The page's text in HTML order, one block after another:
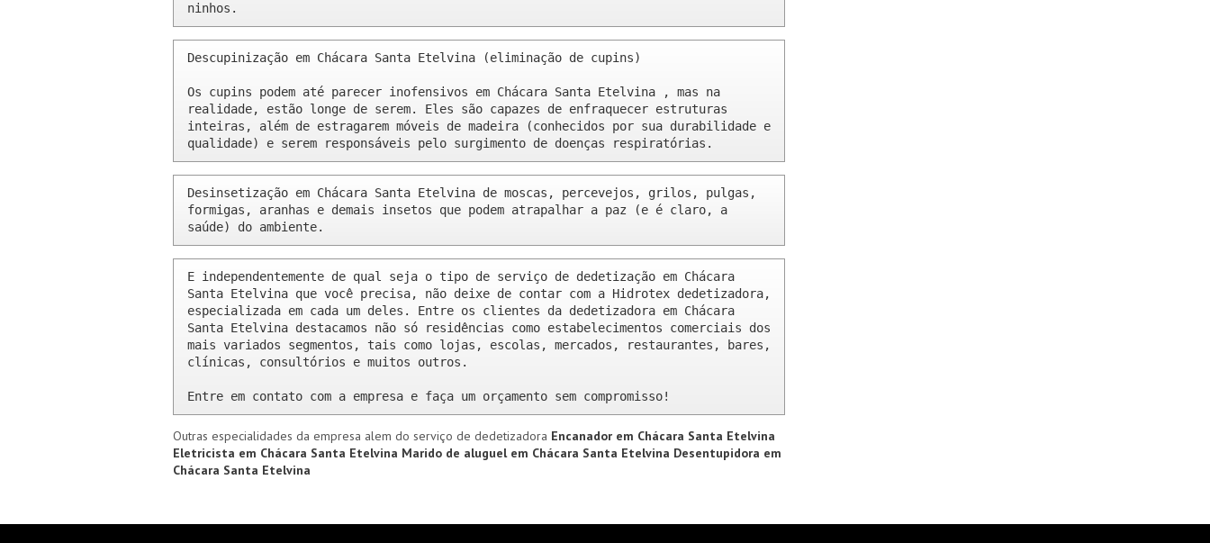
ninhos.
Descupinização em Chácara Santa Etelvina (eliminação de cupins)
Os cupins podem até parecer inofensivos em Chácara Santa Etelvina , mas na
realidade, estão longe de serem. Eles são capazes de enfraquecer estruturas
inteiras, além de estragarem móveis de madeira (conhecidos por sua durabilidade e
qualidade) e serem responsáveis pelo surgimento de doenças respiratórias.
Desinsetização em Chácara Santa Etelvina de moscas, percevejos, grilos, pulgas,
formigas, aranhas e demais insetos que podem atrapalhar a paz (e é claro, a
saúde) do ambiente.
E independentemente de qual seja o tipo de serviço de dedetização em Chácara
Santa Etelvina que você precisa, não deixe de contar com a Hidrotex dedetizadora,
especializada em cada um deles. Entre os clientes da dedetizadora em Chácara
Santa Etelvina destacamos não só residências como estabelecimentos comerciais dos
mais variados segmentos, tais como lojas, escolas, mercados, restaurantes, bares,
clínicas, consultórios e muitos outros.
Entre em contato com a empresa e faça um orçamento sem compromisso!
Outras especialidades da empresa alem do serviço de dedetizadora Encanador em Chácara Santa Etelvina
Eletricista em Chácara Santa Etelvina Marido de aluguel em Chácara Santa Etelvina Desentupidora em
Chácara Santa Etelvina